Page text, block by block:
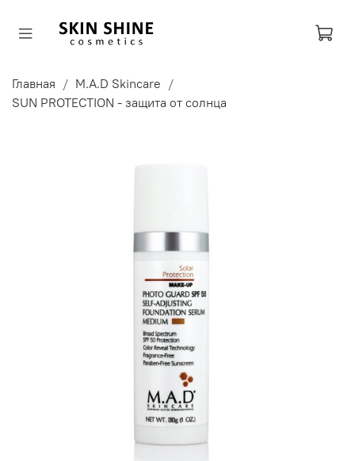
Главная
M.A.D Skincare
SUN PROTECTION - защита от солнца